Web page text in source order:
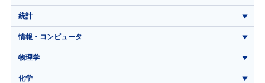
統計
情報・コンピュータ
物理学
化学